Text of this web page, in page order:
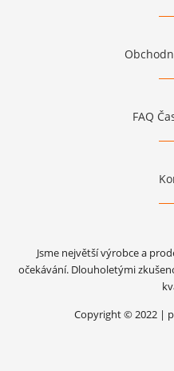
FAQ
Jsme největší výrobce a
očekávání. Dlouholetými
Copyright © 2022 |